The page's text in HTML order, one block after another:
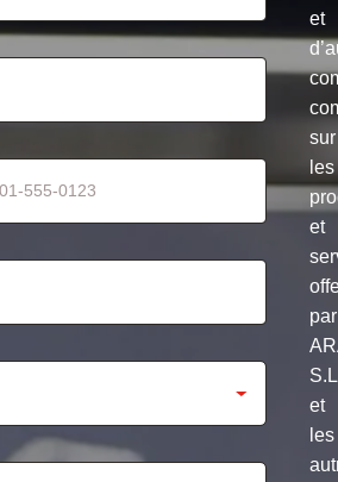
et
sur
les
et
par
et
les